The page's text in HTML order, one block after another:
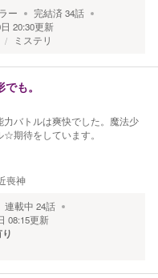
ー 完結済 34話
20:30更新
ミステリ
も。
バトルは爽快でした。魔法少
期待をしています。
喪神
連載中 24話
08:15更新